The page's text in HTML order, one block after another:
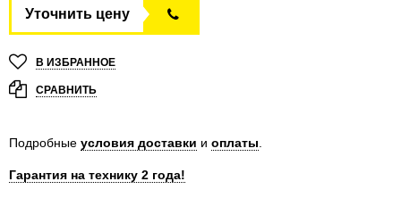
Уточнить цену
В ИЗБРАННОЕ
СРАВНИТЬ
Подробные условия доставки и оплаты
Гарантия на технику 2 года!